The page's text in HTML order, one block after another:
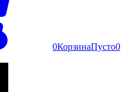
0КорзинаПусто0